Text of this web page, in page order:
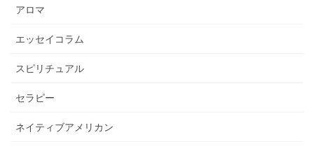
アロマ
エッセイコラム
スピリチュアル
セラピー
ネイティブアメリカン